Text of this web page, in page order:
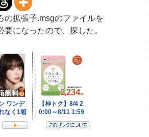
の拡張子.msgのファイルを
になったので、探した。